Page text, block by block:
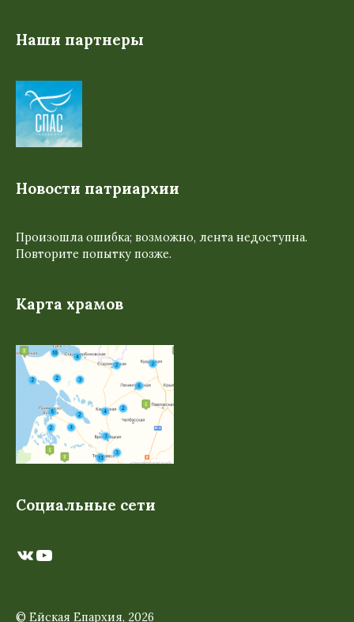
Наши партнеры
Новости патриархии
Произошла ошибка; возможно, лента недоступна.
Повторите попытку позже.
Карта храмов
Социальные сети
ВКонтакте
YouTube
© Ейская Епархия, 2026